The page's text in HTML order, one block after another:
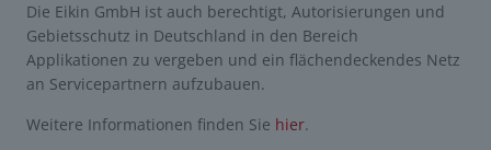
Die Eikin GmbH ist auch berechtigt, Autorisierungen und
Gebietsschutz in Deutschland in den Bereich
Applikationen zu vergeben und ein flächendeckendes Netz
an Servicepartnern aufzubauen.
Weitere Informationen finden Sie hier.